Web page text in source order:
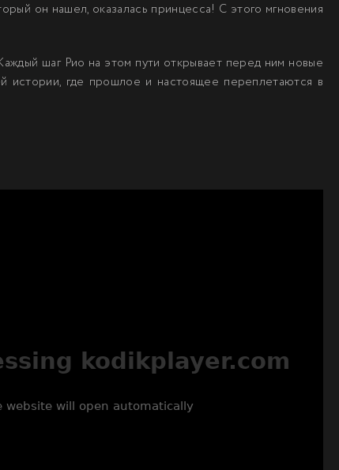
он нашел, оказалась принцесса! С этого мгновения
шаг Рио на этом пути открывает перед ним новые
истории, где прошлое и настоящее переплетаются в